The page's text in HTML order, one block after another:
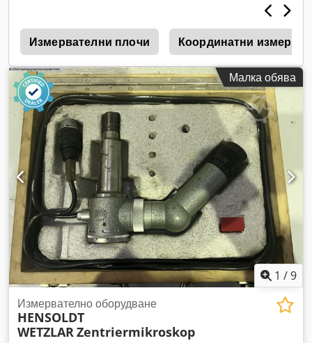
Измервателни плочи Координатни
Малка обява
1 /9
Измервателно оборудване
HENSOLDT
WETZLARZentriermikroskop